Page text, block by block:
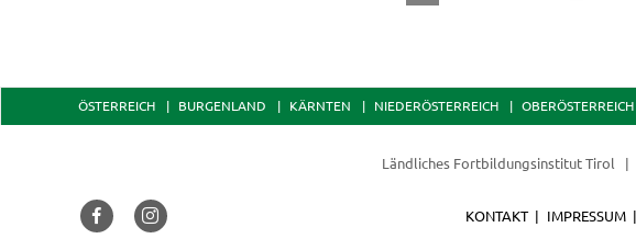
ÖSTERREICH BURGENLAND KÄRNTEN NIEDERÖSTERREICH OBERÖSTERREICH
Ländliches Fortbildungsinstitut Tirol
KONTAKT IMPRESSUM